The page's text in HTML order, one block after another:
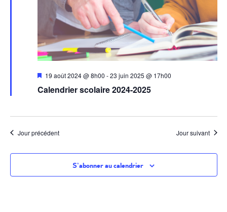
Mis
avant
19 août 2024 @ 8h00 -23 juin 2025 @ 17h00
Calendrier scolaire 2024-2025
Jour précédent Jour suivant
S’abonner au calendrier